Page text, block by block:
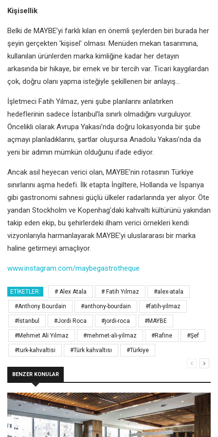
Kişisellik
Belki de MAYBE’yi farklı kılan en önemli şeylerden biri burada her
şeyin gerçekten 'kişisel' olması. Menüden mekan tasarımına,
kullanılan ürünlerden marka kimliğine kadar her detayın
arkasında bir hikaye, bir emek ve bir tercih var. Ticari kaygılardan
çok, doğru olanı yapma isteğiyle şekillenen bir anlayış…
İşletmeci Fatih Yılmaz, yeni şube planlarını anlatırken
hedeflerinin sadece İstanbul’la sınırlı olmadığını vurguluyor.
Öncelikli olarak Avrupa Yakası’nda doğru lokasyonda bir şube
açmayı planladıklarını, şartlar oluşursa Anadolu Yakası’nda da
yeni bir adımın mümkün olduğunu ifade ediyor.
Ancak asıl heyecan verici olan, MAYBE’nin rotasının Türkiye
sınırlarını aşma hedefi. İlk etapta İngiltere, Hollanda ve İspanya
gibi gastronomi sahnesi güçlü ülkeler radarlarında yer alıyor. Öte
yandan Stockholm ve Kopenhag’daki kahvaltı kültürünü yakından
takip eden ekip, bu şehirlerdeki ilham verici örnekleri kendi
vizyonlarıyla harmanlayarak MAYBE’yi uluslararası bir marka
haline getirmeyi amaçlıyor.
www.instagram.com/maybegastrotheque
ETIKETLER: # Alex Atala # Fatih Yılmaz #alex-atala
#Anthony Bourdain #anthony-bourdain #fatih-yilmaz
#İstanbul #Jordi Roca #jordi-roca #MAYBE
#Mehmet Ali Yılmaz #mehmet-ali-yilmaz #Rafine #Şef
#turk-kahvaltisi #Türk kahvaltısı #Türkiye
BENZER KONULAR